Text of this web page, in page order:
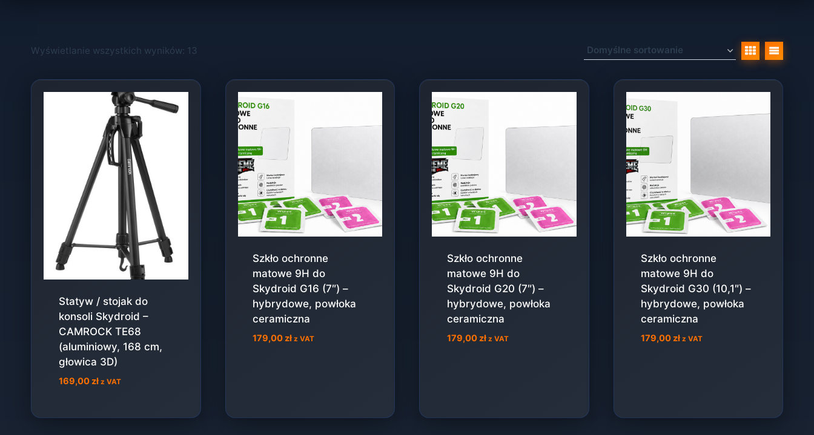
Wyświetlanie wszystkich wyników: 13
Statyw / stojak do
konsoli Skydroid –
CAMROCK TE68
(aluminiowy, 168 cm,
głowica 3D)
169,00zł z VAT
Szkło ochronne
matowe 9H do
Skydroid G16 (7″) –
hybrydowe, powłoka
ceramiczna
179,00 zł z VAT
Szkło ochronne
matowe 9H do
Skydroid G20 (7″) –
hybrydowe, powłoka
ceramiczna
179,00 zł z VAT
Szkło ochronne
matowe 9H do
Skydroid G30 (10,1″) –
hybrydowe, powłoka
ceramiczna
179,00 zł z VAT